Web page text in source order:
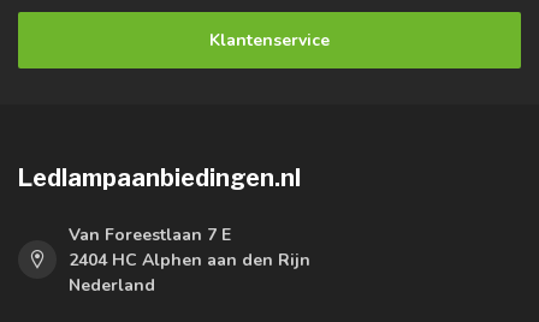
Klantenservice
Ledlampaanbiedingen.nl
Van Foreestlaan 7 E
2404 HC Alphen aan den Rijn
Nederland